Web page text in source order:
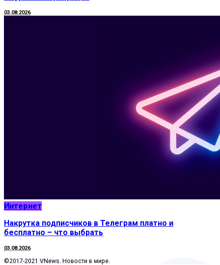
03.08.2026
Интернет
Накрутка подписчиков в Телеграм платно и
бесплатно – что выбрать
03.08.2026
©2017-2021 VNews. Новости в мире.